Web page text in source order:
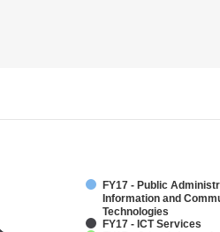
FY17 - Public
Information and
Technologies
FY17 - ICT Services